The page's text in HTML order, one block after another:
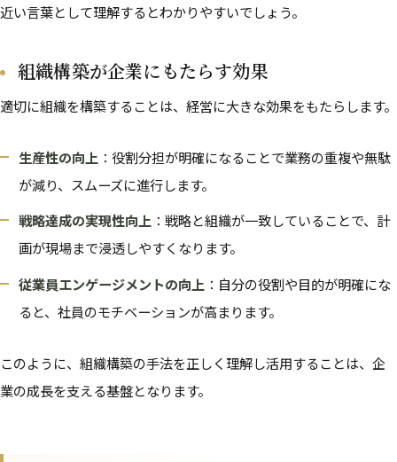
近い言葉として理解するとわかりやすいでしょう。
組織構築が企業にもたらす効果
適切に組織を構築することは、経営に大きな効果をもたらします。
生産性の向上 ：役割分担が明確になることで業務の重複や無駄
が減り、スムーズに進行します。
戦略達成の実現性向上 ：戦略と組織が一致していることで、計
画が現場まで浸透しやすくなります。
従業員エンゲージメントの向上 ：自分の役割や目的が明確にな
ると、社員のモチベーションが高まります。
このように、組織構築の手法を正しく理解し活用することは、企
業の成長を支える基盤となります。